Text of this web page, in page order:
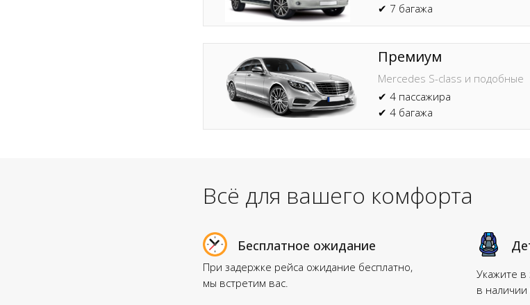
✔ 7 багажа
Премиум
Mercedes S-class и подобные
✔ 4 пассажира
✔ 4 багажа
При задержке рейса ожидание бесплатно,
мы встретим вас.
Укажите в
в наличии
Бесплатное ожидание
Всё для вашего комфорта